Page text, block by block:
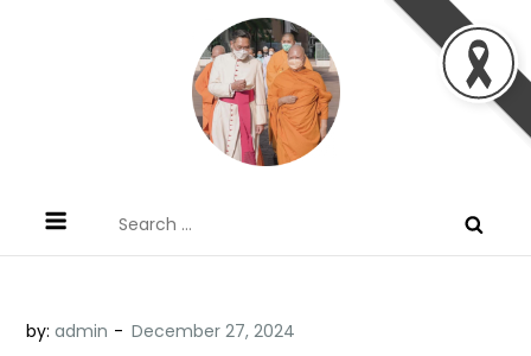
ประทานพระพรแก่พวกท่านท้งหลายเทอญ
for:
by:admin